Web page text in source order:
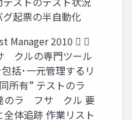
起票の半自動化
Manager 2010  
クルの専門ツール
括･一元管理するリ
所有” テストのラ゗
のラ゗フサ゗クル 要
体追跡 作業リスト